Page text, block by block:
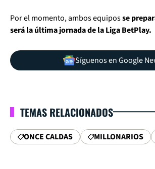
Por el momento, ambos equiposse
será la última jornada de la Liga BetPlay.
Síguenos en Google
TEMAS RELACIONADOS
ONCE CALDAS MILLONARIOS